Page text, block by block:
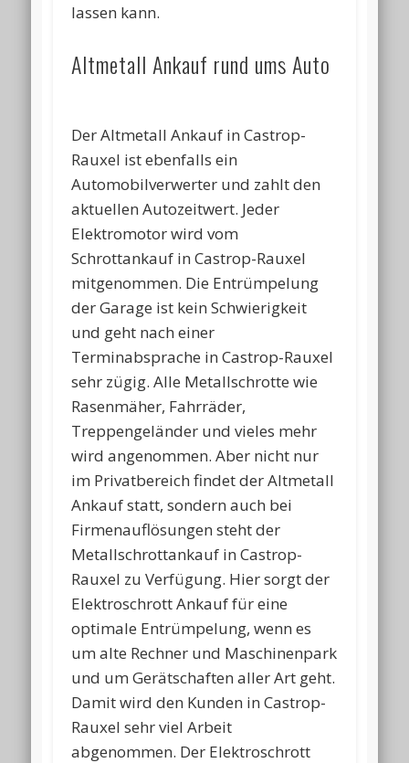
lassen kann.
Altmetall Ankauf rund ums Auto
Der Altmetall Ankauf in Castrop-
Rauxel ist ebenfalls ein
Automobilverwerter und zahlt den
aktuellen Autozeitwert. Jeder
Elektromotor wird vom
Schrottankauf in Castrop-Rauxel
mitgenommen. Die Entrümpelung
der Garage ist kein Schwierigkeit
und geht nach einer
Terminabsprache in Castrop-Rauxel
sehr zügig. Alle Metallschrotte wie
Rasenmäher, Fahrräder,
Treppengeländer und vieles mehr
wird angenommen. Aber nicht nur
im Privatbereich findet der Altmetall
Ankauf statt, sondern auch bei
Firmenauflösungen steht der
Metallschrottankauf in Castrop-
Rauxel zu Verfügung. Hier sorgt der
Elektroschrott Ankauf für eine
optimale Entrümpelung, wenn es
um alte Rechner und Maschinenpark
und um Gerätschaften aller Art geht.
Damit wird den Kunden in Castrop-
Rauxel sehr viel Arbeit
abgenommen. Der Elektroschrott